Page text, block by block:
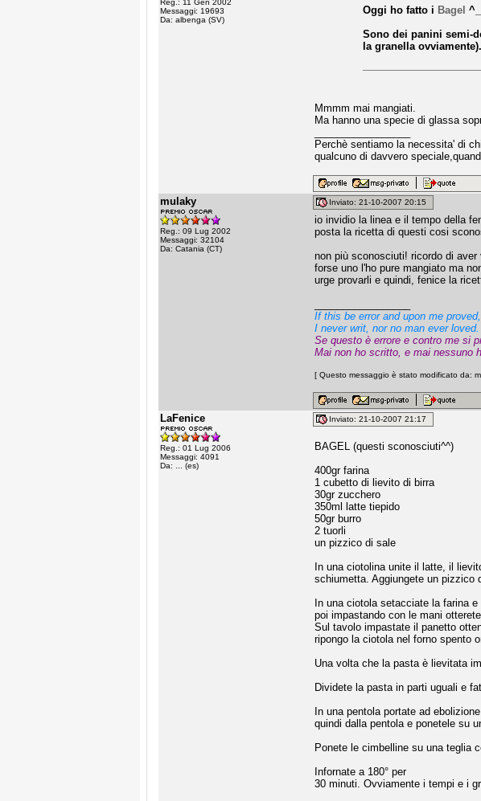
Reg.: 11 Gen 2002
Messaggi: 19693
Da: albenga (SV)
Oggi ho fatto i Bagel
Sono dei panini semi-
la granella ovviamente).
Mmmm mai mangiati.
Ma hanno una specie di glassa
Perchè sentiamo la necessita' di
qualcuno di davvero
mulaky
Reg.: 09 Lug 2002
Messaggi: 32104
Da: Catania (CT)
Inviato: 21-10-2007 20:15
io invidio la linea e il tempo della
posta la ricetta di questi cosi
non più sconosciuti! ricordo di
forse uno l'ho pure mangiato ma
urge provarli e quindi, fenice la
If this be error and upon me proved,
I never writ, nor no man ever loved.
Se questo è errore e contro me si
Mai non ho scritto, e mai nessuno
[ Questo messaggio è stato modificato da:
LaFenice
Reg.: 01 Lug 2006
Messaggi: 4091
Da: ... (es)
Inviato: 21-10-2007 21:17
BAGEL (questi sconosciuti^^)
400gr farina
1 cubetto di lievito di birra
30gr zucchero
350ml latte tiepido
50gr burro
2 tuorli
un pizzico di sale
In una ciotolina unite il latte, il
schiumetta. Aggiungete un pizzico
In una ciotola setacciate la farina
poi impastando con le mani
Sul tavolo impastate il panetto
ripongo la ciotola nel forno spento
Una volta che la pasta è lievitata
Dividete la pasta in parti uguali e
In una pentola portate ad
quindi dalla pentola e ponetele su
Ponete le cimbelline su una teglia
Infornate a 180° per
30 minuti. Ovviamente i tempi e i